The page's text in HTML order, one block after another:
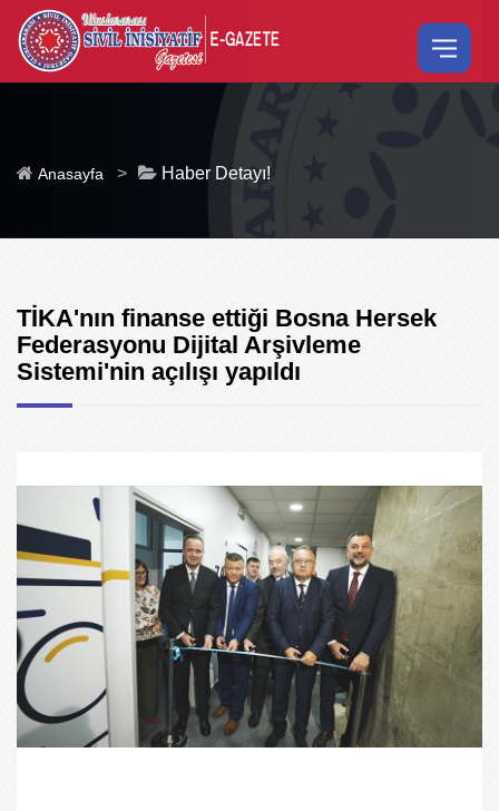
Anasayfa > Haber Detayı!
TİKA'nın finanse ettiği Bosna Hersek
Federasyonu Dijital Arşivleme
Sistemi'nin açılışı yapıldı